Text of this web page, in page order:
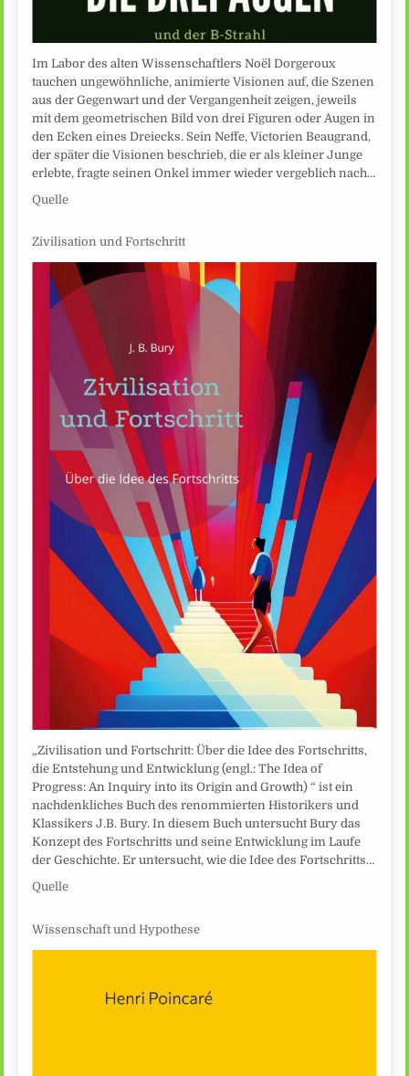
Im Labor des alten Wissenschaftlers Noël Dorgeroux
tauchen ungewöhnliche, animierte Visionen auf, die Szenen
aus der Gegenwart und der Vergangenheit zeigen, jeweils
mit dem geometrischen Bild von drei Figuren oder Augen in
den Ecken eines Dreiecks. Sein Neffe, Victorien Beaugrand,
der später die Visionen beschrieb, die er als kleiner Junge
erlebte, fragte seinen Onkel immer wieder vergeblich nach…
Quelle
Zivilisation und Fortschritt
„Zivilisation und Fortschritt: Über die Idee des Fortschritts,
die Entstehung und Entwicklung (engl.: The Idea of
Progress: An Inquiry into its Origin and Growth) “ ist ein
nachdenkliches Buch des renommierten Historikers und
Klassikers J.B. Bury. In diesem Buch untersucht Bury das
Konzept des Fortschritts und seine Entwicklung im Laufe
der Geschichte. Er untersucht, wie die Idee des Fortschritts…
Quelle
Wissenschaft und Hypothese